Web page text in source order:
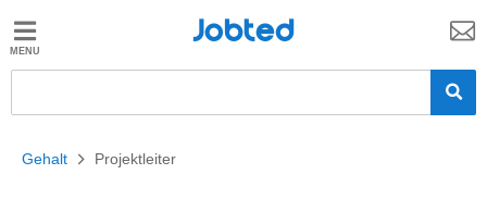
Jobted
Gehalt
Jobted
Gehalt > Projektleiter